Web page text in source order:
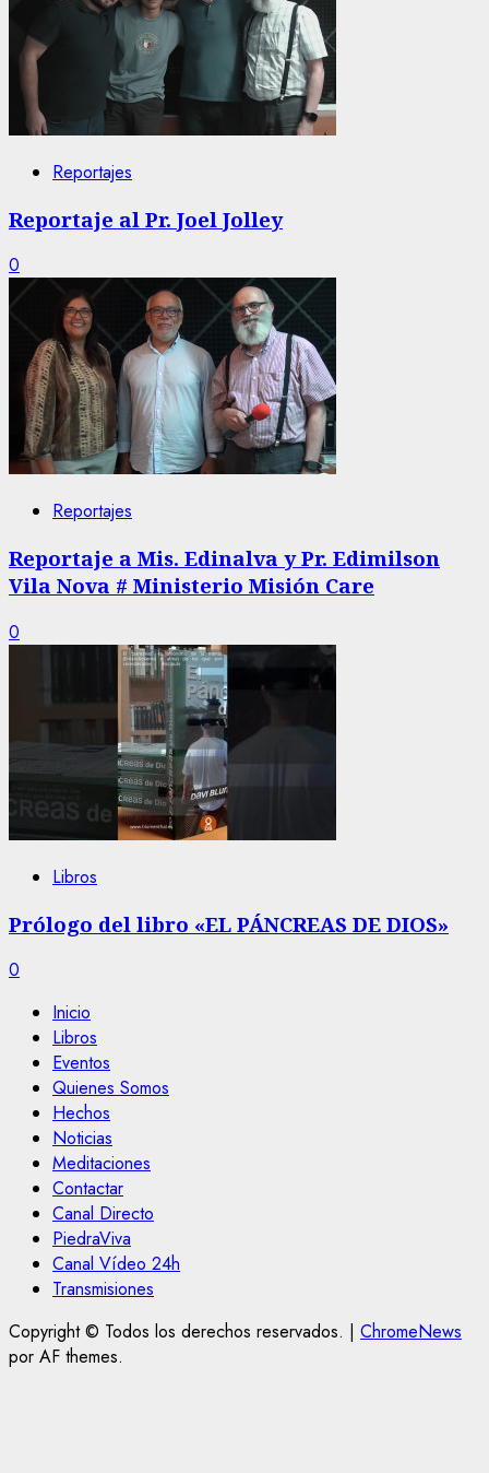
Reportajes
Reportaje al Pr. Joel Jolley
0
Reportajes
Reportaje a Mis. Edinalva y Pr. Edimilson
Vila Nova # Ministerio Misión Care
0
Libros
Prólogo del libro «EL PÁNCREAS DE DIOS»
0
Inicio
Libros
Eventos
Quienes Somos
Hechos
Noticias
Meditaciones
Contactar
Canal Directo
PiedraViva
Canal Vídeo 24h
Transmisiones
Copyright © Todos los derechos reservados. | ChromeNews
por AF themes.